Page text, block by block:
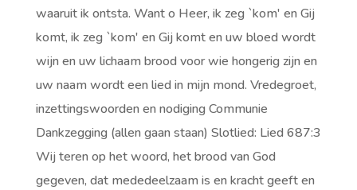
waaruit ik ontsta. Want o Heer, ik zeg `kom' en Gij
komt, ik zeg `kom' en Gij komt en uw bloed wordt
wijn en uw lichaam brood voor wie hongerig zijn en
uw naam wordt een lied in mijn mond. Vredegroet,
inzettingswoorden en nodiging Communie
Dankzegging (allen gaan staan) Slotlied: Lied 687:3
Wij teren op het woord, het brood van God
gegeven, dat mededeelzaam is en kracht geeft en